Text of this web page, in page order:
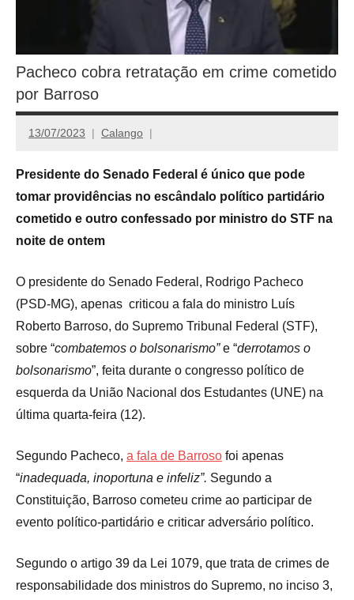
Pacheco cobra retratação em crime cometido
por Barroso
13/07/2023 Calango
Presidente do Senado Federal é único que pode
tomar providências no escândalo político partidário
cometido e outro confessado por ministro do STF na
noite de ontem
O presidente do Senado Federal, Rodrigo Pacheco
(PSD-MG), apenas criticou a fala do ministro Luís
Roberto Barroso, do Supremo Tribunal Federal (STF),
sobre “combatemos o bolsonarismo”e “derrotamos o
bolsonarismo”, feita durante o congresso político de
esquerda da União Nacional dos Estudantes (UNE) na
última quarta-feira (12).
Segundo Pacheco, a fala de Barroso foi apenas
“inadequada, inoportuna e infeliz”. Segundo a
Constituição, Barroso cometeu crime ao participar de
evento político-partidário e criticar adversário político.
Segundo o artigo 39 da Lei 1079, que trata de crimes de
responsabilidade dos ministros do Supremo, no inciso 3,